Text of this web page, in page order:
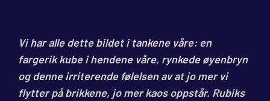
Vi har alle dette bildet i tankene våre: en
fargerik kube i hendene våre, rynkede øyenbryn
og denne irriterende følelsen av at jo mer vi
flytter på brikkene, jo mer kaos oppstår. Rubiks